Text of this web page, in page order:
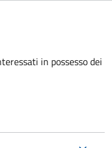
in possesso dei